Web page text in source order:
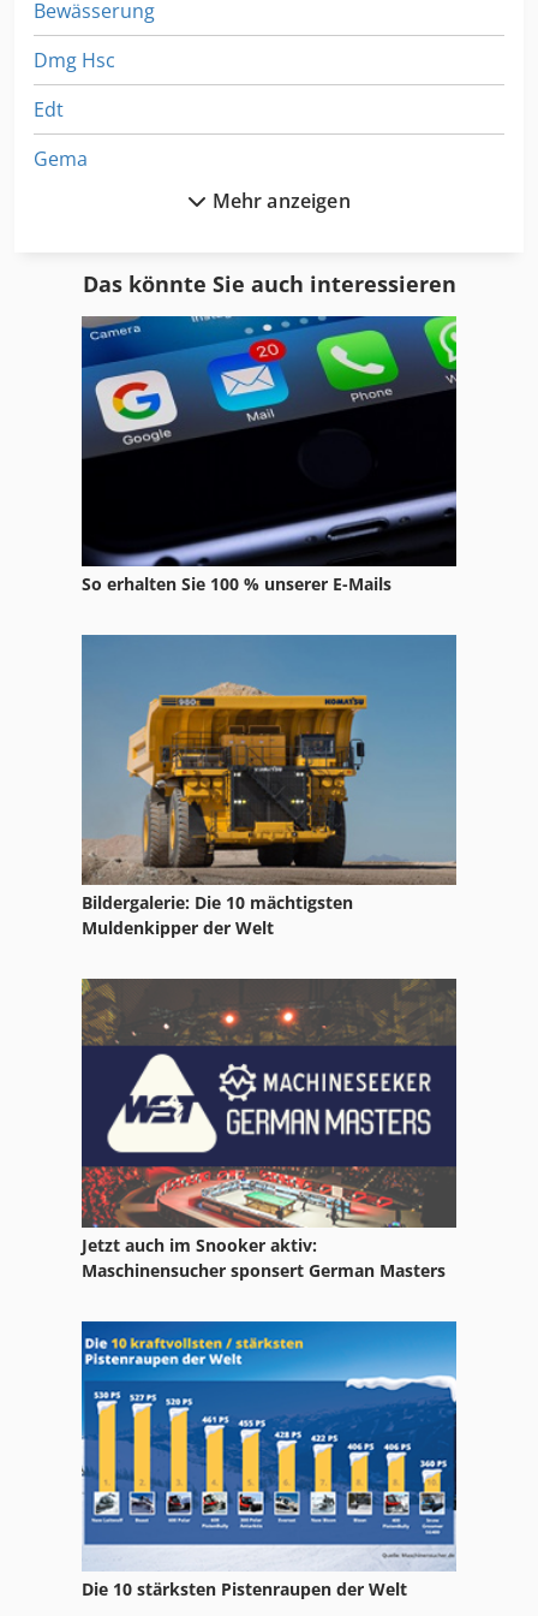
Bewässerung
Dmg Hsc
Edt
Gema
Messer Brennschneidanlagen
Messer Griesheim
Messer Griesheim Schweißgeräte
Metall Kreissäge
Rehm Schweißgeräte
Sassex Messer
Schlebach Rbm
Schäfer Srmvs
Wagner Sms
Wmw Bs
Mehr anzeigen
Das könnte Sie auch interessieren
So erhalten Sie 100 % unserer E-Mails
Bildergalerie: Die 10 mächtigsten
Muldenkipper der Welt
Jetzt auch im Snooker aktiv:
Maschinensucher sponsert German Masters
Die 10 stärksten Pistenraupen der Welt